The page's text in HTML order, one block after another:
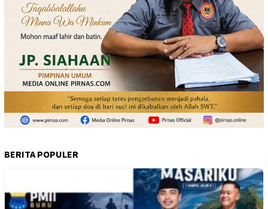
BERITA POPULER